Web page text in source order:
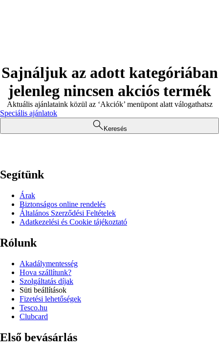
Sajnáljuk az adott kategóriában
jelenleg nincsen akciós termék
Aktuális ajánlataink közül az ‘Akciók’ menüpont alatt válogathatsz
Speciális ajánlatok
Keresés
Segítünk
Árak
Biztonságos online rendelés
Általános Szerződési Feltételek
Adatkezelési és Cookie tájékoztató
Rólunk
Akadálymentesség
Hova szállítunk?
Szolgáltatás díjak
Süti beállítások
Fizetési lehetőségek
Tesco.hu
Clubcard
Első bevásárlás